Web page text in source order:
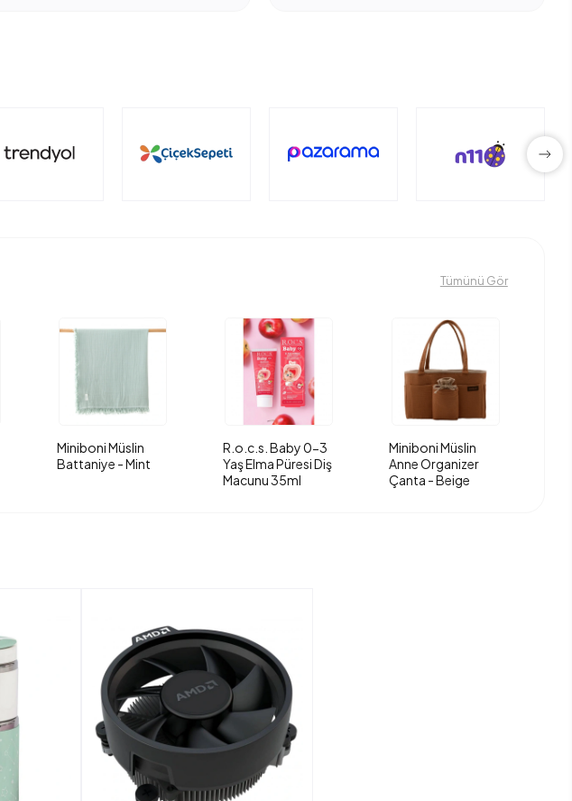
Tümünü Gör
Miniboni Müslin
Battaniye - Mint
R.o.c.s. Baby 0-3
Yaş Elma Püresi Diş
Macunu 35ml
Miniboni Müslin
Anne Organizer
Çanta - Beige